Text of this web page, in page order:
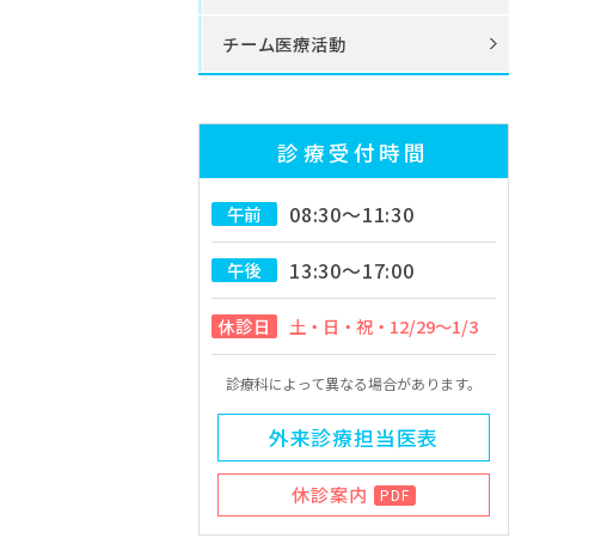
チーム医療活動
診療受付時間
午前 08:30～11:30
午後 13:30～17:00
休診日 土・日・祝・12/29～1/3
診療科によって異なる場合があります。
外来診療担当医表
休診案内 PDF